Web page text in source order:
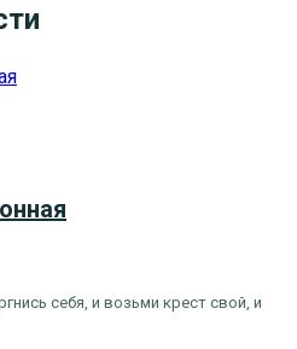
себя, и возьми крест свой, и